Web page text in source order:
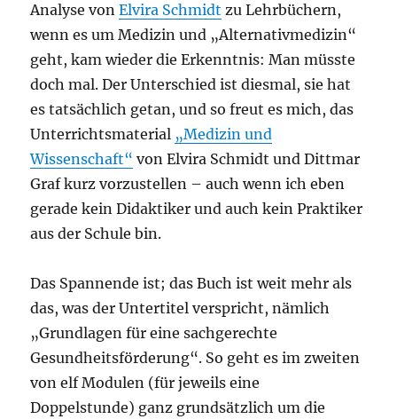
Analyse vonElvira Schmidt zu Lehrbüchern,
wenn es um Medizin und „Alternativmedizin“
geht, kam wieder die Erkenntnis: Man müsste
doch mal. Der Unterschied ist diesmal, sie hat
es tatsächlich getan, und so freut es mich, das
Unterrichtsmaterial „Medizin und
Wissenschaft“ von Elvira Schmidt und Dittmar
Graf kurz vorzustellen – auch wenn ich eben
gerade kein Didaktiker und auch kein Praktiker
aus der Schule bin.
Das Spannende ist; das Buch ist weit mehr als
das, was der Untertitel verspricht, nämlich
„Grundlagen für eine sachgerechte
Gesundheitsförderung“. So geht es im zweiten
von elf Modulen (für jeweils eine
Doppelstunde) ganz grundsätzlich um die